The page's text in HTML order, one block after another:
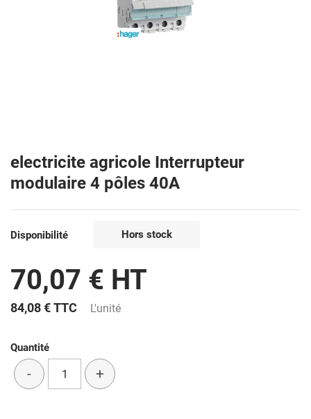
electricite agricole Interrupteur
modulaire 4 pôles 40A
Disponibilité Hors stock
70,07 € HT
84,08 €TTC L'unité
Quantité
- +